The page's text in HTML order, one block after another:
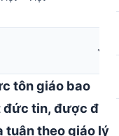
tôn giáo bao
tin, được điều
tuân theo giáo lý